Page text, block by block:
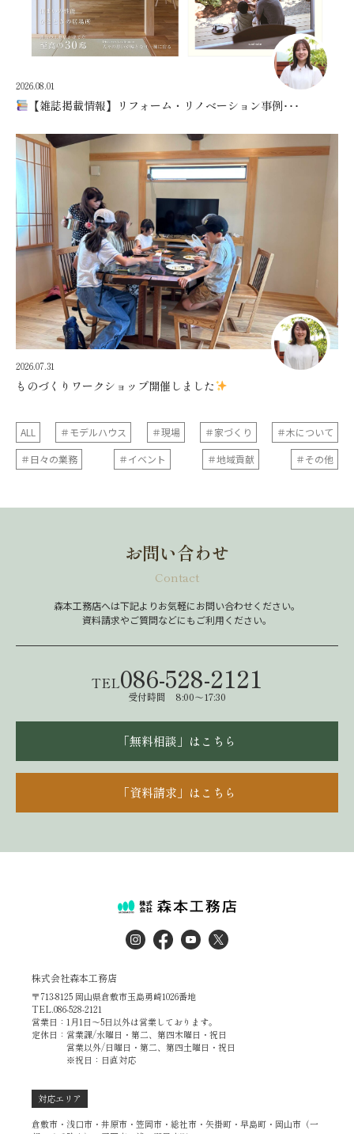
2026.08.01
【雑誌掲載情報】リフォーム・リノベーション事例･･･
2026.07.31
ものづくりワークショップ開催しました
ALL ＃モデルハウス ＃現場 ＃家づくり
＃木について
＃日々の業務
＃イベント ＃地域貢献 ＃その他
お問い合わせ
Contact
森本工務店へは下記よりお気軽にお問い合わせください。
資料請求やご質問などにもご利用ください。
TEL086-528-2121
受付時間 8:00～17:30
「無料相談」はこちら
「資料請求」はこちら
株式会社森本工務店
〒713-8125 岡山県倉敷市玉島勇崎1026番地
TEL.086-528-2121
営業日：1月1日～5日以外は営業しております。
定休日：営業課/水曜日・第二、第四木曜日・祝日
営業以外/日曜日・第二、第四土曜日・祝日
※祝日：日直対応
対応エリア
倉敷市・浅口市・井原市・笠岡市・総社市・矢掛町・早島町・岡山市（一